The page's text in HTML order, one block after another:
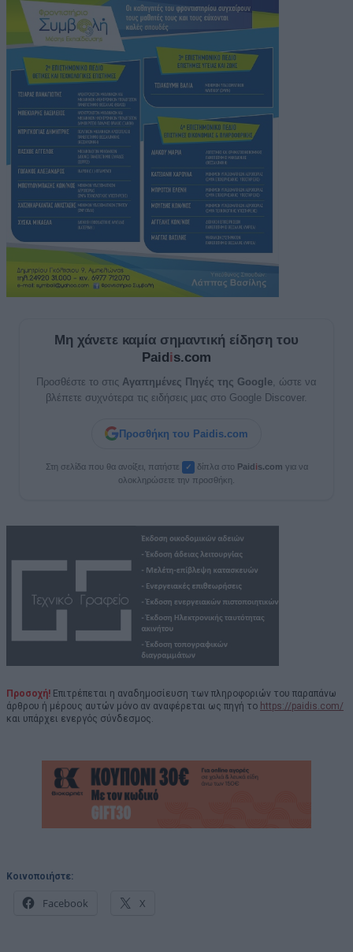
Μη χάνετε καμία σημαντική είδηση του
Paidis.com
Προσθέστε το στις Αγαπημένες Πηγές της Google , ώστε να
βλέπετε συχνότερα τις ειδήσεις μας στο Google Discover.
Προσθήκη του Paidis.com
Στη σελίδα που θα ανοίξει, πατήστε ✓ δίπλα στο Paidis.com για να
ολοκληρώσετε την προσθήκη.
Προσοχή! Επιτρέπεται η αναδημοσίευση των πληροφοριών του παραπάνω
άρθρου ή μέρους αυτών μόνο αν αναφέρεται ως πηγή το https://paidis.com/
και υπάρχει ενεργός σύνδεσμος.
Κοινοποιήστε:
Facebook X